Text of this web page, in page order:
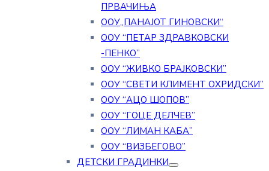
ПРВАЧИЊА
ООУ„ПАНАЈОТ ГИНОВСКИ“
ООУ “ПЕТАР ЗДРАВКОВСКИ
-ПЕНКО”
ООУ “ЖИВКО БРАЈКОВСКИ”
ООУ “СВЕТИ КЛИМЕНТ ОХРИДСКИ”
ООУ “АЦО ШОПОВ”
ООУ “ГОЦЕ ДЕЛЧЕВ”
ООУ “ЛИМАН КАБА”
ООУ “ВИЗБЕГОВО”
ДЕТСКИ ГРАДИНКИ